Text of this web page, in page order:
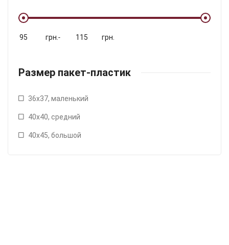
грн. - грн.
Размер пакет-пластик
36х37, маленький
40х40, средний
40х45, большой